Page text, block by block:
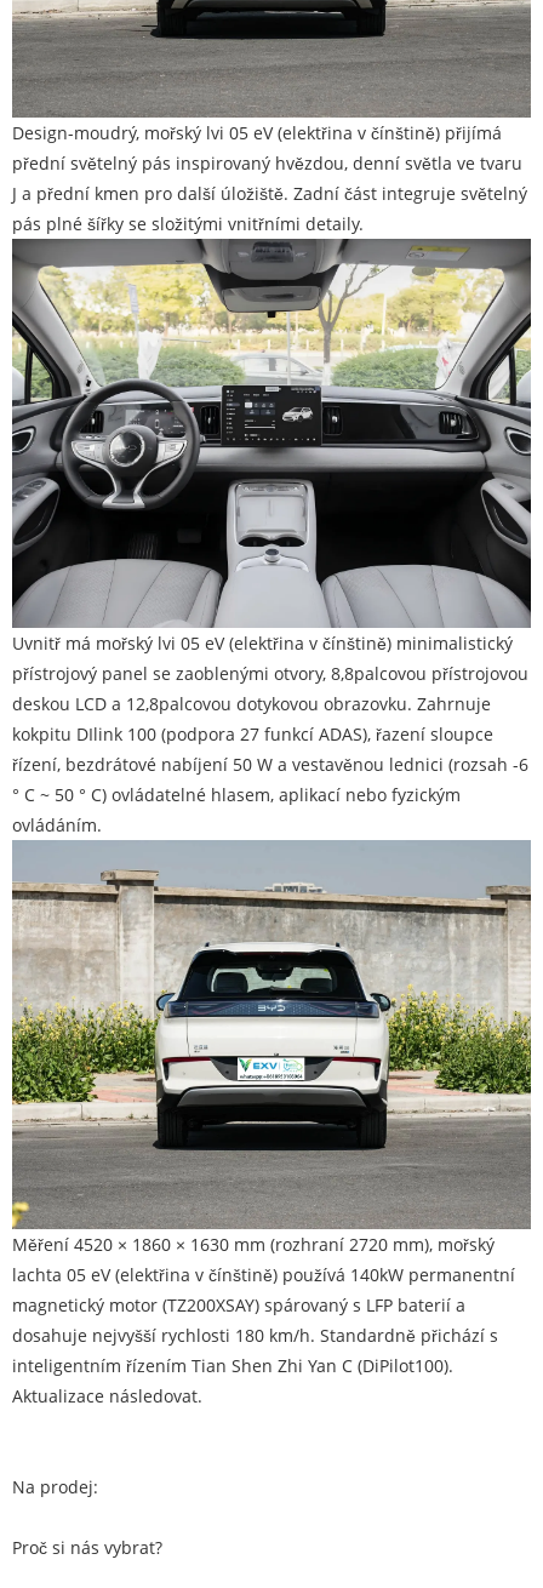
Design-moudrý, mořský lvi 05 eV (elektřina v čínštině) přijímá
přední světelný pás inspirovaný hvězdou, denní světla ve tvaru
J a přední kmen pro další úložiště. Zadní část integruje světelný
pás plné šířky se složitými vnitřními detaily.
Uvnitř má mořský lvi 05 eV (elektřina v čínštině) minimalistický
přístrojový panel se zaoblenými otvory, 8,8palcovou přístrojovou
deskou LCD a 12,8palcovou dotykovou obrazovku. Zahrnuje
kokpitu DIlink 100 (podpora 27 funkcí ADAS), řazení sloupce
řízení, bezdrátové nabíjení 50 W a vestavěnou lednici (rozsah -6
° C ~ 50 ° C) ovládatelné hlasem, aplikací nebo fyzickým
ovládáním.
Měření 4520 × 1860 × 1630 mm (rozhraní 2720 mm), mořský
lachta 05 eV (elektřina v čínštině) používá 140kW permanentní
magnetický motor (TZ200XSAY) spárovaný s LFP baterií a
dosahuje nejvyšší rychlosti 180 km/h. Standardně přichází s
inteligentním řízením Tian Shen Zhi Yan C (DiPilot100).
Aktualizace následovat.
Na prodej:
Proč si nás vybrat?